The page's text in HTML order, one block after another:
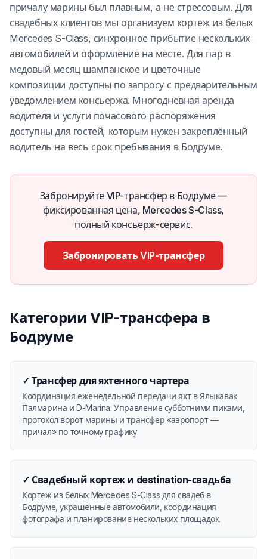
причалу марины был плавным, а не стрессовым. Для
свадебных клиентов мы организуем кортеж из белых
Mercedes S-Class, синхронное прибытие нескольких
автомобилей и оформление на месте. Для пар в
медовый месяц шампанское и цветочные
композиции доступны по запросу с предварительным
уведомлением консьержа. Многодневная аренда
водителя и услуги почасового распоряжения
доступны для гостей, которым нужен закреплённый
водитель на весь срок пребывания в Бодруме.
Забронируйте VIP-трансфер в Бодруме —
фиксированная цена, Mercedes S-Class,
полный консьерж-сервис.
Забронировать VIP-трансфер
Категории VIP-трансфера в
Бодруме
✓Трансфер для яхтенного чартера
Координация еженедельной передачи яхт в Ялыкавак
Палмарина и D-Marina. Управление субботними пиками,
протокол ворот марины и трансфер «аэропорт —
причал» по точному графику.
✓ Свадебный кортеж и destination-свадьба
Кортеж из белых Mercedes S-Class для свадеб в
Бодруме, украшенные автомобили, координация
фотографа и планирование нескольких площадок.